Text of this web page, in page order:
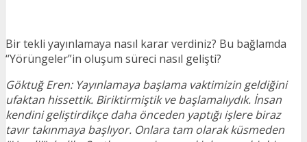
Bir tekli yayınlamaya nasıl karar verdiniz? Bu bağlamda
“Yörüngeler”in oluşum süreci nasıl gelişti?
Göktuğ Eren: Yayınlamaya başlama vaktimizin geldiğini
ufaktan hissettik. Biriktirmiştik ve başlamalıydık. İnsan
kendini geliştirdikçe daha önceden yaptığı işlere biraz
tavır takınmaya başlıyor. Onlara tam olarak küsmeden